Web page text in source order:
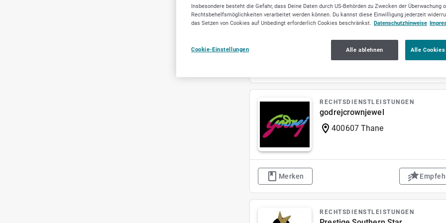
OSS Consult
21509 Glinde
RECHTSDIENSTLEISTUNGEN
godrejcrownjewel
400607 Thane
Merken
RECHTSDIENSTLEISTUNGEN
Insbesondere besteht die Gefahr, dass Deine Daten durch US-Behörden zu Zwecken der Überwachung
Rechtsbehelfsmöglichkeiten verarbeitet werden können. Du kannst diese Einwilligung jederzeit
das Setzen von Cookies auf Unbedingt erforderlich Cookies beschränkst. Datenschutzhinweise
Cookie-Einstellungen Alle ablehnen Alle